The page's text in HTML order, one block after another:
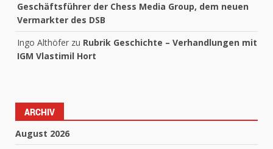
Geschäftsführer der Chess Media Group, dem neuen
Vermarkter des DSB
Ingo Althöfer zu Rubrik Geschichte – Verhandlungen mit
IGM Vlastimil Hort
ARCHIV
August 2026